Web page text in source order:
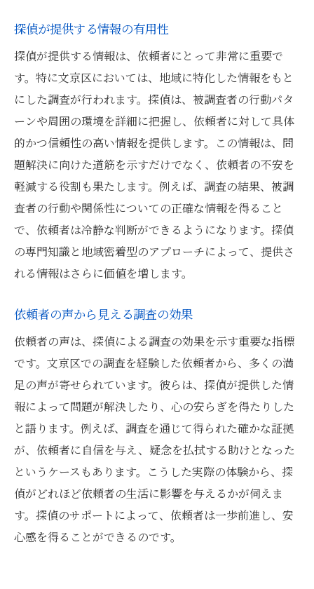
探偵による調査で文京区の依頼者が得られる信
頼と安心
調査結果がもたらす依頼者の安心感
信頼関係を築く探偵のアプローチ
探偵の調査がもたらす安心感の理由
依頼者の信頼を得るための調査手法
文京区での調査が依頼者に与える影響
探偵の成果がもたらす依頼者の安心
探偵が提供する情報の有用性
探偵が提供する情報は、依頼者にとって非常に重要で
す。特に文京区においては、地域に特化した情報をもと
にした調査が行われます。探偵は、被調査者の行動パタ
ーンや周囲の環境を詳細に把握し、依頼者に対して具体
的かつ信頼性の高い情報を提供します。この情報は、問
題解決に向けた道筋を示すだけでなく、依頼者の不安を
軽減する役割も果たします。例えば、調査の結果、被調
査者の行動や関係性についての正確な情報を得ること
で、依頼者は冷静な判断ができるようになります。探偵
の専門知識と地域密着型のアプローチによって、提供さ
れる情報はさらに価値を増します。
依頼者の声から見える調査の効果
依頼者の声は、探偵による調査の効果を示す重要な指標
です。文京区での調査を経験した依頼者から、多くの満
足の声が寄せられています。彼らは、探偵が提供した情
報によって問題が解決したり、心の安らぎを得たりした
と語ります。例えば、調査を通じて得られた確かな証拠
が、依頼者に自信を与え、疑念を払拭する助けとなった
というケースもあります。こうした実際の体験から、探
偵がどれほど依頼者の生活に影響を与えるかが伺えま
す。探偵のサポートによって、依頼者は一歩前進し、安
心感を得ることができるのです。